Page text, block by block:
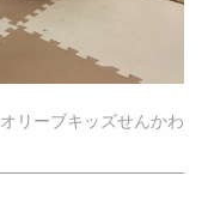
オリーブキッズせんかわ